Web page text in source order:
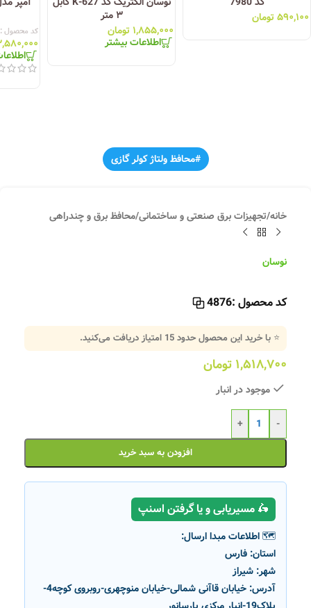
۵۹۰,۱۰۰تومان
۳ متر
۱,۸۵۵,۰۰۰ تومان
اطلاعات بیشتر
کد محصول
#محافظ ولتاژ کولر گازی
خانه/تجهیزات برق صنعتی و ساختمانی/محافظ برق و چندراهی
نوسان
کد محصول :4876
⭐ با خرید این محصول حدود15 امتیاز دریافت می‌کنید.
۱,۵۱۸,۷۰۰ تومان
موجود در انبار
-
+
افزودن به سبد خرید
🛵 مسیریابی و یا گرفتن اسنپ
🗺️ اطلاعات مبدا ارسال:
استان: فارس
شهر: شیراز
آدرس:
خیابان قاآنی شمالی-خیابان منوچهری-روبروی کوچه4-